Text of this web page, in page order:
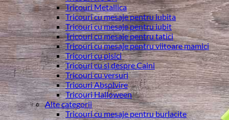
Tricouri Metallica
Tricouri cu mesaje pentru iubita
Tricouri cu mesaje pentru iubit
Tricouri cu mesaje pentru tatici
Tricouri cu mesaje pentru viitoare mamici
Tricouri cu pisici
Tricouri cu si despre Caini
Tricouri cu versuri
Tricouri Absolvire
Tricouri Halloween
Alte categorii
Tricouri cu mesaje pentru burlacite